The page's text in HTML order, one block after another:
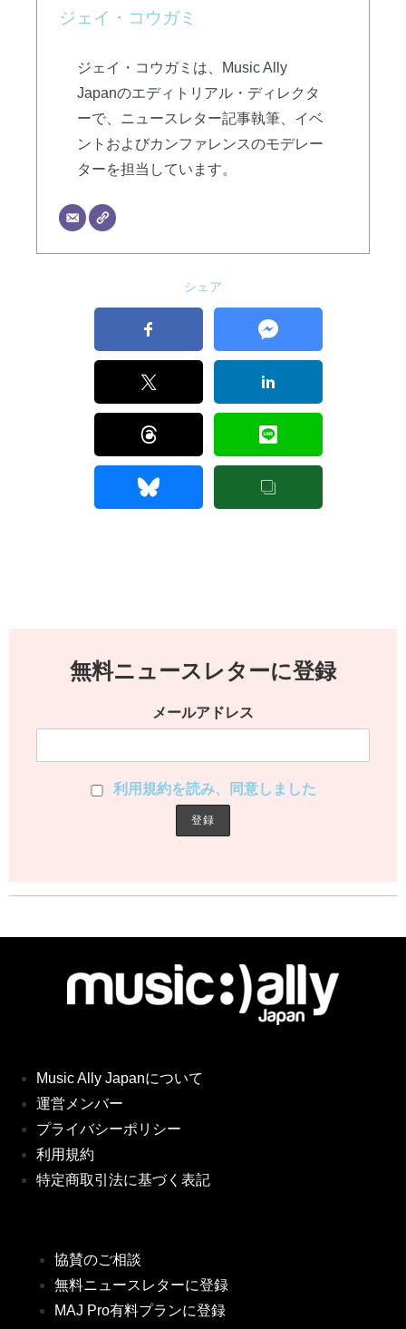
ジェイ・コウガミ
ジェイ・コウガミは、Music Ally
Japanのエディトリアル・ディレクタ
ーで、ニュースレター記事執筆、イベ
ントおよびカンファレンスのモデレー
ターを担当しています。
シェア
無料ニュースレターに登録
メールアドレス
利用規約を読み、同意しました
Music Ally Japanについて
運営メンバー
プライバシーポリシー
利用規約
特定商取引法に基づく表記
協賛のご相談
無料ニュースレターに登録
MAJ Pro有料プランに登録